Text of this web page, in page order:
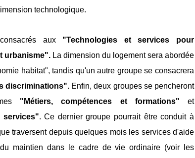
technologique.
aux "Technologies et services pour
urbanisme". La dimension du logement sera abordée
habitat", tandis qu'un autre groupe se consacrera
discriminations". Enfin, deux groupes se pencheront
"Métiers, compétences et formations" et
services". Ce dernier groupe pourrait être conduit à
traversent depuis quelques mois les services d'aide
maintien dans le cadre de vie ordinaire (voir les